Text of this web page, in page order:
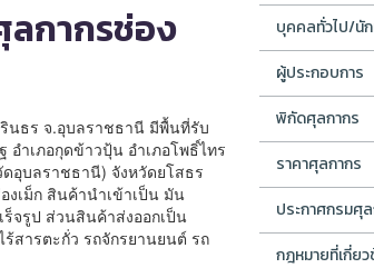
กากรช่อง
รินธร จ.อุบลราชธานี มีพื้นที่รับ
อำเภอกุดข้าวปุ้น อำเภอโพธิ์ไทร
ดอุบลราชธานี) จังหวัดยโสธร
เม็ก สินค้านำเข้าเป็น มัน
จรูป ส่วนสินค้าส่งออกเป็น
สารตะกั่ว รถจักรยานยนต์ รถ
บุคคลทั่วไป/นั
ผู้ประกอบการ
พิกัดศุลกากร
ราคาศุลกากร
ประกาศกรมศุ
กฎหมายที่เกี่ย